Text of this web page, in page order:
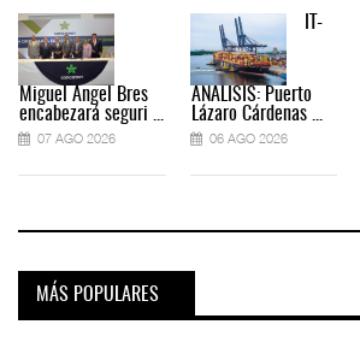
Miguel Ángel Bres
encabezará seguri ...
07 AGO 2026
IT-
ANÁLISIS: Puerto
Lázaro Cárdenas ...
06 AGO 2026
MÁS POPULARES